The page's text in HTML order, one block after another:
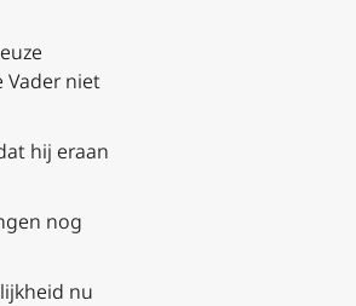
Vader niet
hij eraan
nog
nu